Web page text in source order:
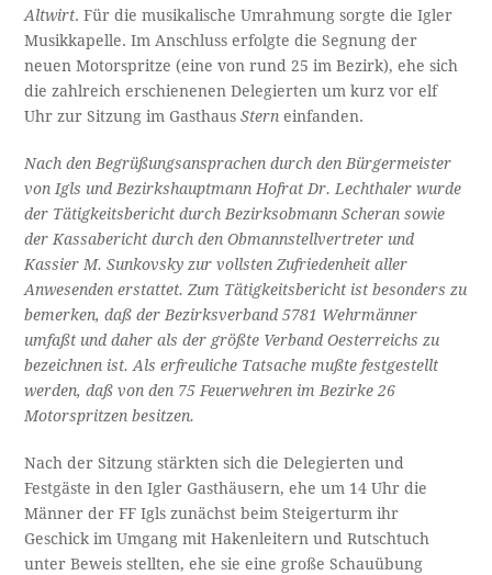
Altwirt. Für die musikalische Umrahmung sorgte die Igler
Musikkapelle. Im Anschluss erfolgte die Segnung der
neuen Motorspritze (eine von rund 25 im Bezirk), ehe sich
die zahlreich erschienenen Delegierten um kurz vor elf
Uhr zur Sitzung im GasthausSterneinfanden.
Nach den Begrüßungsansprachen durch den Bürger­meister
von Igls und Bezirkshauptmann Hofrat Dr. Lechthaler wurde
der Tätigkeitsbericht durch Bezirks­obmann Scheran sowie
der Kassabericht durch den Obmannstellvertreter und
Kassier M. Sunkovsky zur vollsten Zufriedenheit aller
Anwesenden erstattet. Zum Tätigkeitsbericht ist besonders zu
be­merken, daß der Bezirksverband 5781 Wehrmänner
umfaßt und daher als der größte Verband Oesterreichs zu
bezeichnen ist. Als erfreuliche Tatsache mußte festgestellt
werden, daß von den 75 Feuerwehren im Be­zirke 26
Motorspritzen besitzen.
Nach der Sitzung stärkten sich die Delegierten und
Festgäste in den Igler Gasthäusern, ehe um 14 Uhr die
Männer der FF Igls zunächst beim Steigerturm ihr
Geschick im Umgang mit Hakenleitern und Rutschtuch
unter Beweis stellten, ehe sie eine große Schauübung